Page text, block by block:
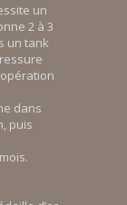
un
2 à 3
un tank
dans
puis